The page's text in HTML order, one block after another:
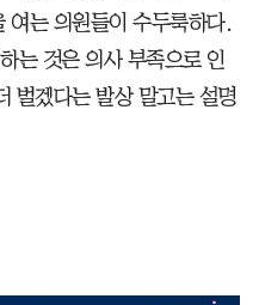
여는 의원들이 수두룩하다.
는 것은 의사 부족으로 인
벌겠다는 발상 말고는 설명